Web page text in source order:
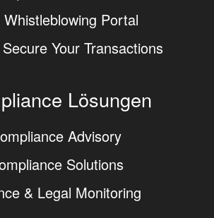
Whistleblowing Portal
Your Transactions
Lösungen
Advisory
Solutions
& Legal Monitoring